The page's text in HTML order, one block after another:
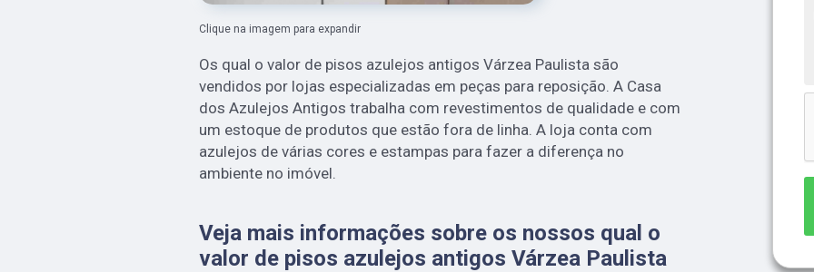
Clique na imagem para expandir
Os qual o valor de pisos azulejos antigos Várzea Paulista são
vendidos por lojas especializadas em peças para reposição. A Casa
dos Azulejos Antigos trabalha com revestimentos de qualidade e com
um estoque de produtos que estão fora de linha. A loja conta com
azulejos de várias cores e estampas para fazer a diferença no
ambiente no imóvel.
Veja mais informações sobre os nossos qual o
valor de pisos azulejos antigos Várzea Paulista